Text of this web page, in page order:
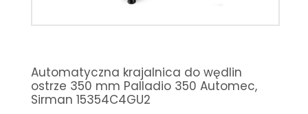
Automatyczna krajalnica do wędlin
ostrze 350 mm Palladio 350 Automec,
Sirman 15354C4GU2